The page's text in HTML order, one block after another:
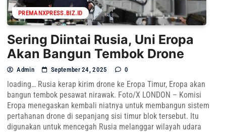
PREMANXPRESS.BIZ.ID
Sering Diintai Rusia, Uni Eropa
Akan Bangun Tembok Drone
Admin September 24, 2025 0
loading… Rusia kerap kirim drone ke Eropa Timur, Eropa akan
bangun tembok pesawat nirawak. Foto/X LONDON – Komisi
Eropa menegaskan kembali niatnya untuk membangun sistem
pertahanan drone di sepanjang sisi timur blok tersebut. Itu
digunakan untuk mencegah Rusia melanggar wilayah udara